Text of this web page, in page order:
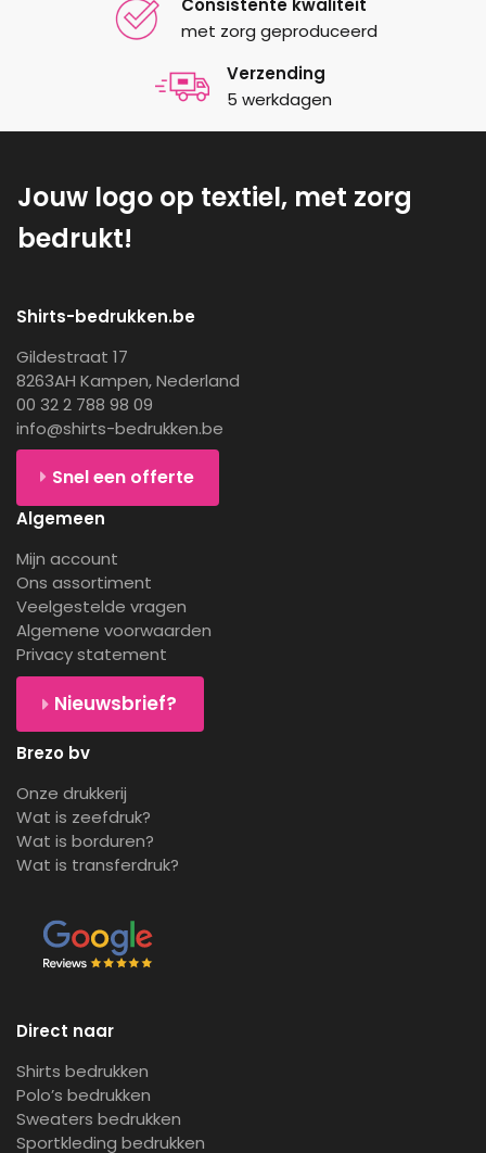
met zorg geproduceerd
Verzending
5 werkdagen
Jouw logo op textiel, met zorg
bedrukt!
Shirts-bedrukken.be
Gildestraat 17
8263AH Kampen, Nederland
00 32 2 788 98 09
info@shirts-bedrukken.be
Snel een offerte
Algemeen
Mijn account
Ons assortiment
Veelgestelde vragen
Algemene voorwaarden
Privacy statement
Nieuwsbrief?
Brezo bv
Onze drukkerij
Wat is zeefdruk?
Wat is borduren?
Wat is transferdruk?
Direct naar
Shirts bedrukken
Polo’s bedrukken
Sweaters bedrukken
Sportkleding bedrukken